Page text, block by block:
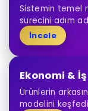
Sistemin temel
sürecini adım
İncele
Ekonomi &
Ürünlerin
modelini